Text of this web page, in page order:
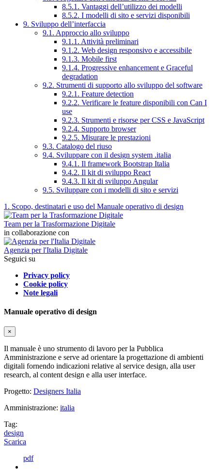
8.5.1. Vantaggi dell’utilizzo dei modelli
8.5.2. I modelli di sito e servizi disponibili
9. Sviluppo dell’interfaccia
9.1. Approccio allo sviluppo
9.1.1. Attività preliminari
9.1.2. Web design responsivo e accessibile
9.1.3. Mobile first
9.1.4. Progressive enhancement e Graceful
degradation
9.2. Strumenti di supporto allo sviluppo del software
9.2.1. Feature detection
9.2.2. Verificare le feature disponibili con Can I
use
9.2.3. Strumenti e risorse per CSS e JavaScript
9.2.4. Supporto browser
9.2.5. Misurare le prestazioni
9.3. Catalogo del riuso
9.4. Sviluppare con il design system .italia
9.4.1. Il framework Bootstrap Italia
9.4.2. Il kit di sviluppo React
9.4.3. Il kit di sviluppo Angular
9.5. Sviluppare con i modelli di sito e servizi
1. Scopo, destinatari e uso del Manuale operativo di design
Team per la Trasformazione Digitale
in collaborazione con
Agenzia per l'Italia Digitale
Seguici su
Privacy policy
Cookie policy
Note legali
Manuale operativo di design
×
Il manuale è uno strumento di lavoro per la Pubblica
Amministrazione e serve ad orientare la progettazione di ambienti
digitali fornendo indicazioni relative al service design, alla user
research, al content design e alla user interface.
Progetto: Designers Italia
Amministrazione: italia
Tag:
design
Scarica
pdf